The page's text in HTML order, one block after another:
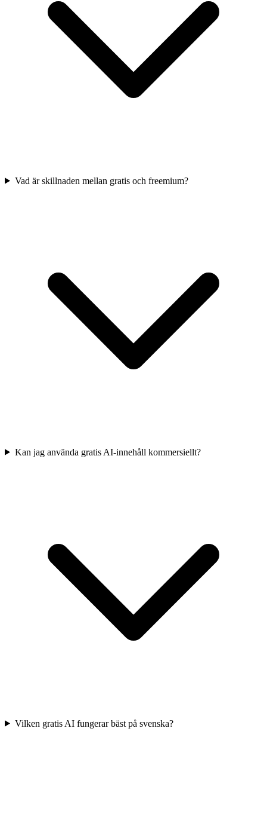
Vad är skillnaden mellan gratis och freemium?
Kan jag använda gratis AI-innehåll kommersiellt?
Vilken gratis AI fungerar bäst på svenska?